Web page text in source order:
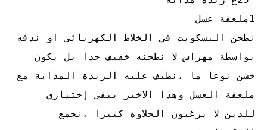
1ملعقة عسل
نطحن البسكويت في الخلاط الكهربائي او ندقه
بواسطة مهراس لا نطحنه خفيف جدا بل يكون
خشن نوعا ما ،نظيف عليه الزبدة المذابة مع
ملعقة العسل وهذا الاخير يبقى إختياري
للذين لا يرغبون الحلاوة كثيرا ،نجمع